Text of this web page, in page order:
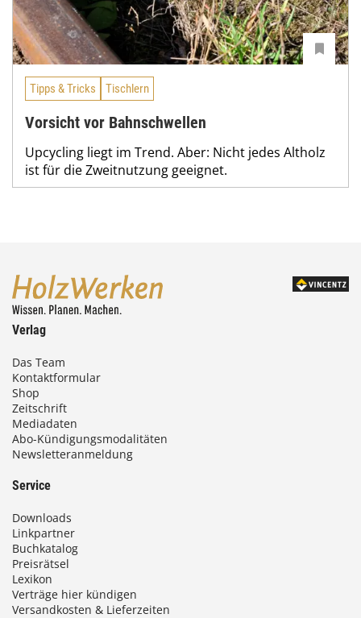
Tipps & Tricks Tischlern
Vorsicht vor Bahnschwellen
Upcycling liegt im Trend. Aber: Nicht jedes Altholz
ist für die Zweitnutzung geeignet.
Verlag
Das Team
Kontaktformular
Shop
Zeitschrift
Mediadaten
Abo-Kündigungsmodalitäten
Newsletteranmeldung
Service
Downloads
Linkpartner
Buchkatalog
Preisrätsel
Lexikon
Verträge hier kündigen
Versandkosten & Lieferzeiten